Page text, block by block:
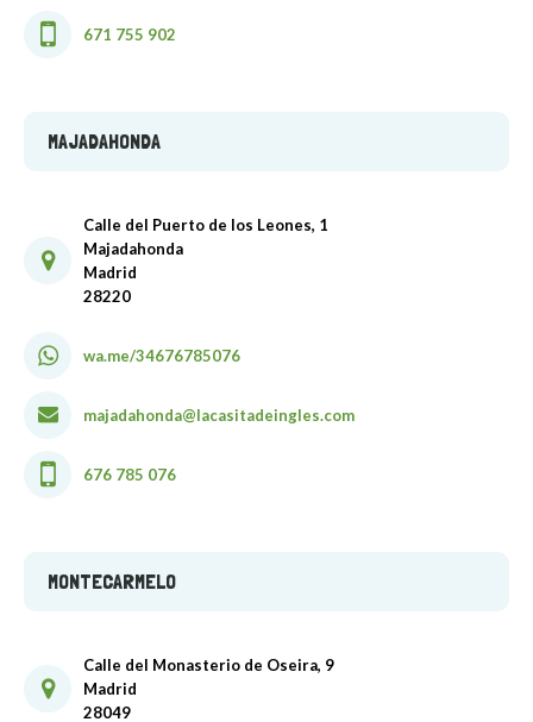
671 755 902
MAJADAHONDA
Calle del Puerto de los Leones, 1
Majadahonda
Madrid
28220
wa.me/34676785076
majadahonda@lacasitadeingles.com
676 785 076
MONTECARMELO
Calle del Monasterio de Oseira, 9
Madrid
28049